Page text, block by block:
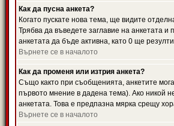
Как да пусна анкета?
Когато пускате нова тема, ще видите
Трябва да въведете заглавие на анкетата
анкетата да бъде активна, като 0 ще
Върнете се в началото
Как да променя или изтрия анкета?
Също както при съобщенията, анкетите
първото мнение в дадена тема). Ако никой
анкетата. Това е предпазна мярка срещу
Върнете се в началото